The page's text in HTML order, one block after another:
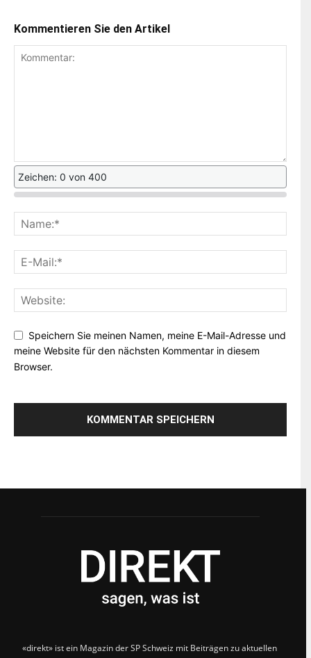
Kommentieren Sie den Artikel
Zeichen: 0 von 400
Speichern Sie meinen Namen, meine E-Mail-Adresse und
meine Website für den nächsten Kommentar in diesem
Browser.
«direkt» ist ein Magazin der SP Schweiz mit Beiträgen zu aktuellen